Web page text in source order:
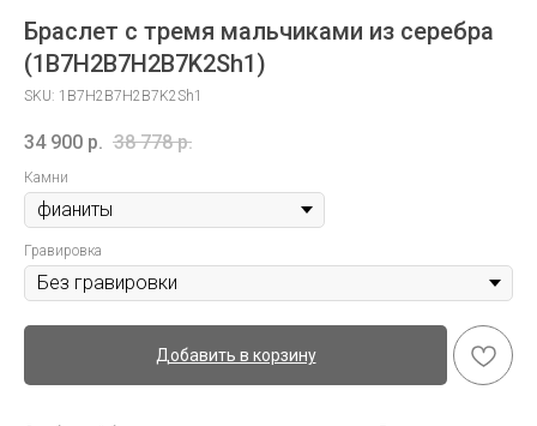
Браслет с тремя мальчиками из серебра
(1B7H2B7H2B7K2Sh1)
SKU: 1B7H2B7H2B7K2Sh1
34 900 р. 38 778 р.
Камни
Гравировка
Добавить в корзину